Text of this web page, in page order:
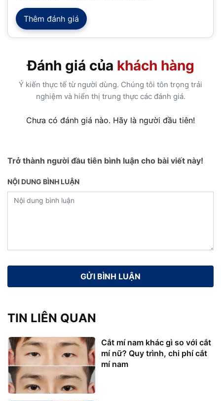
Thêm đánh giá
Đánh giá của khách hàng
Ý kiến thực tế từ người dùng. Chúng tôi tôn trọng trải
nghiệm và hiển thị trung thực các đánh giá.
Chưa có đánh giá nào. Hãy là người đầu tiên!
Trở thành người đầu tiên bình luận cho bài viết này!
NỘI DUNG BÌNH LUẬN
TIN LIÊN QUAN
Cắt mí nam khác gì so với cắt
mí nữ? Quy trình, chi phí cắt
mí nam